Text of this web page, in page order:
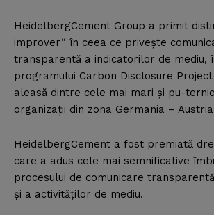
HeidelbergCement Group a primit
improver“ în ceea ce priveşte
transparentă a indicatorilor de mediu,
programului Carbon Disclosure Project
aleasă dintre cele mai mari şi pu-
organizaţii din zona Germania –
HeidelbergCement a fost premiată
care a adus cele mai semnificative
procesului de comunicare
şi a activităţilor de mediu.